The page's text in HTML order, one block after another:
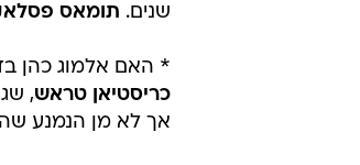
שנים. תומאס
* האם אלמוג כהן
כריסטיאן טראש
אך לא מן הנמנע